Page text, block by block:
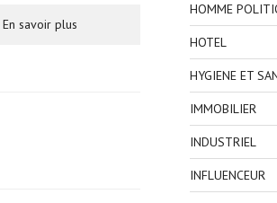
En savoir plus
HOMME
HOTEL
HYGIENE ET
IMMOBILIER
INDUSTRIEL
INFLUENCEUR